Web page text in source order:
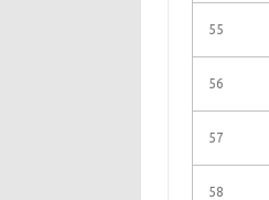
55
56
57
58